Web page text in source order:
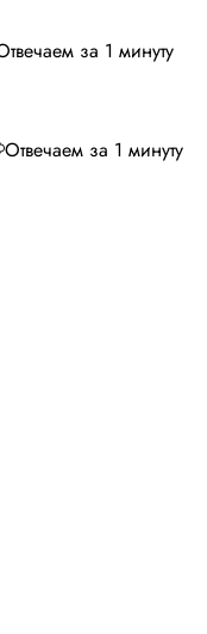
за 1 минуту
Отвечаем за 1 минуту